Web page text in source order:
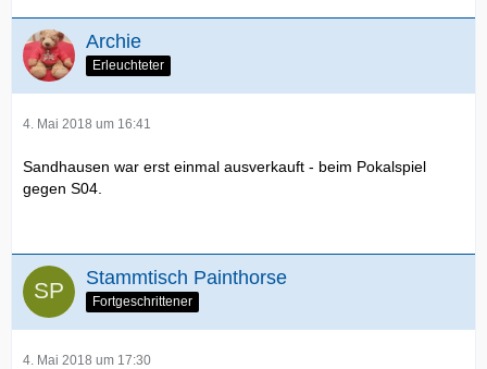
Archie
Erleuchteter
4. Mai 2018 um 16:41
Sandhausen war erst einmal ausverkauft - beim Pokalspiel
gegen S04.
Stammtisch Painthorse
Fortgeschrittener
4. Mai 2018 um 17:30